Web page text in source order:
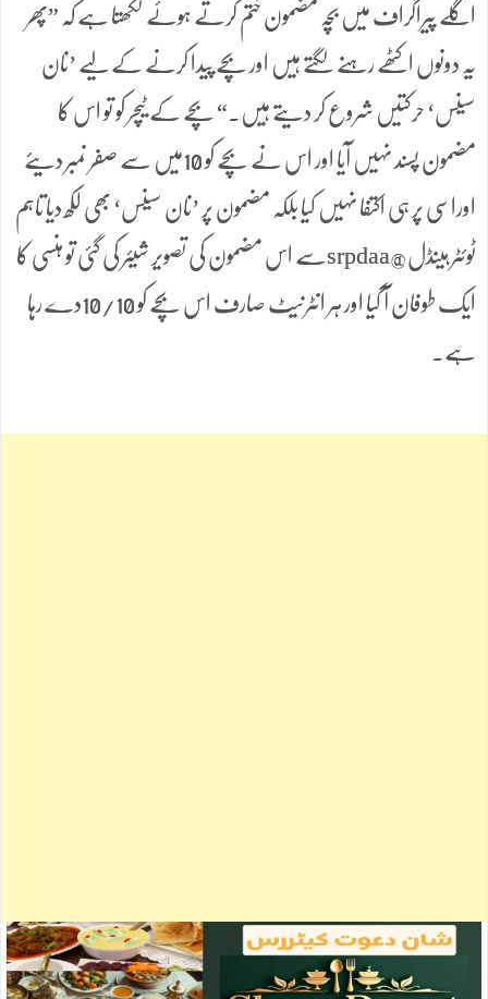
اگلے پیراگراف میں بچہ مضمون ختم کرتے ہوئے لکھتا ہے کہ ”پھر
یہ دونوں اکٹھے رہنے لگتے ہیں اور بچے پیدا کرنے کے لیے ’نان
سینس‘ حرکتیں شروع کر دیتے ہیں۔“ بچے کے ٹیچر کو تو اس کا
مضمون پسند نہیں آیا اور اس نے بچے کو 10میں سے صفر نمبر دیئے
اوراسی پر ہی اکتفا نہیں کیا بلکہ مضمون پر ’نان سینس‘ بھی لکھ دیا تاہم
ٹوئٹر ہینڈل@srpdaaسے اس مضمون کی تصویر شیئر کی گئی تو ہنسی کا
ایک طوفان آ گیا اور ہر انٹرنیٹ صارف اس بچے کو 10/10دے رہا
ہے۔